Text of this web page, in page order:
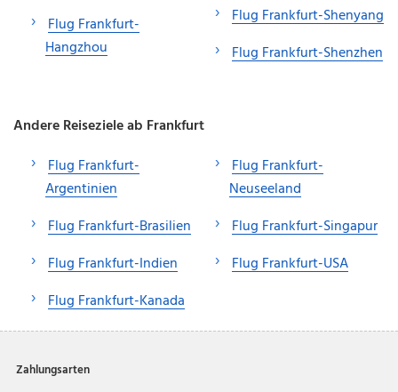
Flug Frankfurt-
Hangzhou
Flug Frankfurt-Shenyang
Flug Frankfurt-Shenzhen
Andere Reiseziele ab Frankfurt
Flug Frankfurt-
Argentinien
Flug Frankfurt-Brasilien
Flug Frankfurt-Indien
Flug Frankfurt-Kanada
Flug Frankfurt-
Neuseeland
Flug Frankfurt-Singapur
Flug Frankfurt-USA